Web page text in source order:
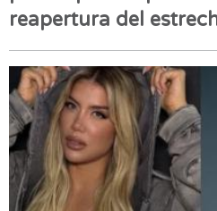
reapertura del